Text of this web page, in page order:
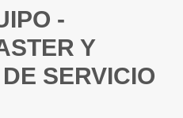
-
Y
SERVICIO